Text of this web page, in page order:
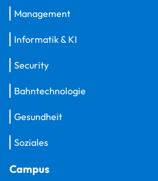
Management
Informatik & KI
Security
Bahntechnologie
Gesundheit
Soziales
Campus